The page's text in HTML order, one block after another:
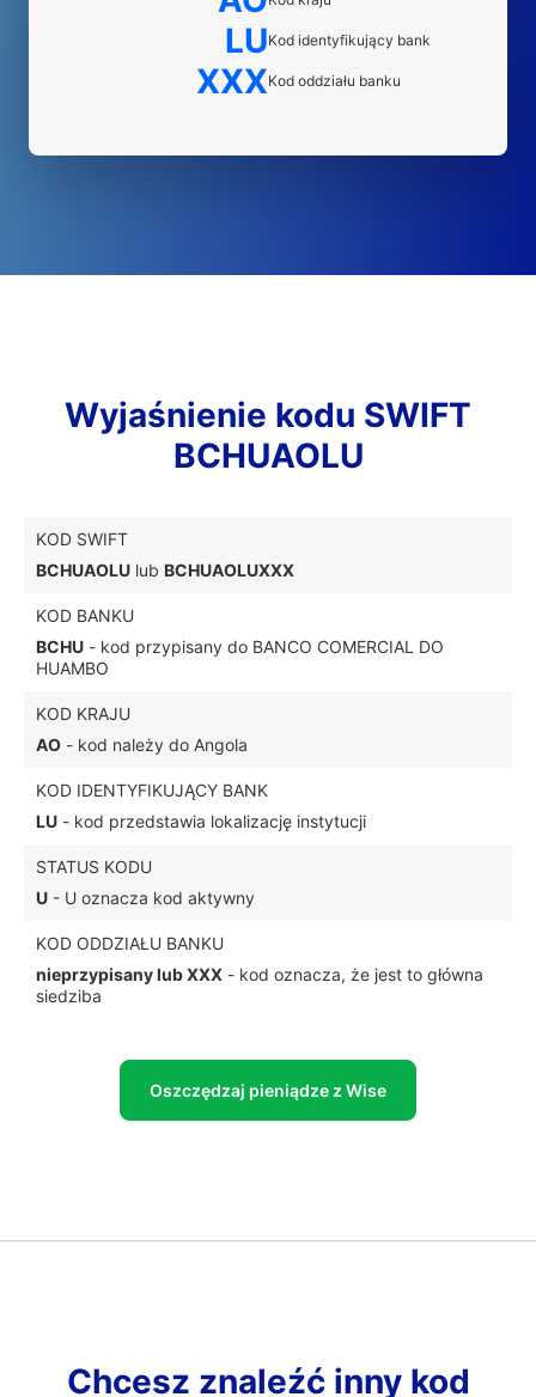
LUKod identyfikujący bank
XXXKod oddziału banku
Wyjaśnienie kodu SWIFT
BCHUAOLU
KOD SWIFT
BCHUAOLU lub BCHUAOLUXXX
KOD BANKU
BCHU - kod przypisany do BANCO COMERCIAL DO
HUAMBO
KOD KRAJU
AO - kod należy do Angola
KOD IDENTYFIKUJĄCY BANK
LU - kod przedstawia lokalizację instytucji
STATUS KODU
U - U oznacza kod aktywny
KOD ODDZIAŁU BANKU
nieprzypisany lub XXX - kod oznacza, że jest to główna
siedziba
Oszczędzaj pieniądze z Wise
Chcesz znaleźć inny kod